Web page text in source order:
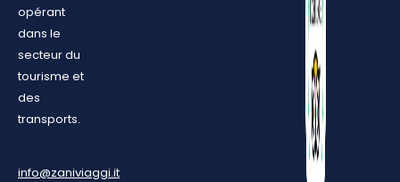
opérant
dans le
secteur du
tourisme et
des
transports.
info@zaniviaggi.it